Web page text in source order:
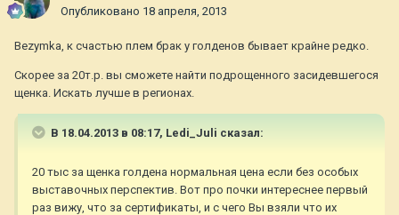
Опубликовано 18 апреля, 2013
Bezymka, к счастью плем брак у голденов бывает крайне редко.
Скорее за 20т.р. вы сможете найти подрощенного засидевшегося
щенка. Искать лучше в регионах.
В 18.04.2013 в 08:17, Ledi_Juli сказал:
20 тыс за щенка голдена нормальная цена если без особых
выставочных перспектив. Вот про почки интереснее первый
раз вижу, что за сертификаты, и с чего Вы взяли что их